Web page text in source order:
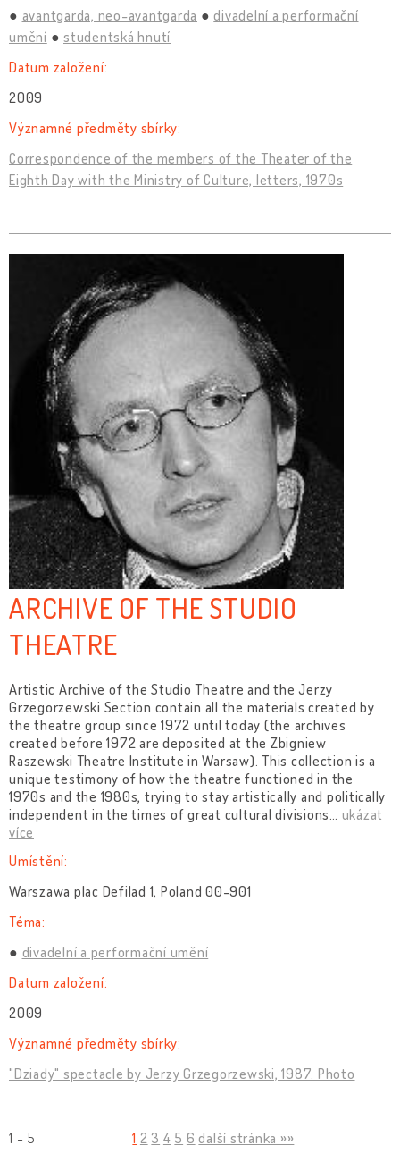
avantgarda, neo-avantgarda
divadelní a performační
umění
studentská hnutí
Datum založení:
2009
Významné předměty sbírky:
Correspondence of the members of the Theater of the
Eighth Day with the Ministry of Culture, letters, 1970s
ARCHIVE OF THE STUDIO
THEATRE
Artistic Archive of the Studio Theatre and the Jerzy
Grzegorzewski Section contain all the materials created by
the theatre group since 1972 until today (the archives
created before 1972 are deposited at the Zbigniew
Raszewski Theatre Institute in Warsaw). This collection is a
unique testimony of how the theatre functioned in the
1970s and the 1980s, trying to stay artistically and politically
independent in the times of great cultural divisions… ukázat
více
Umístění:
Warszawa plac Defilad 1, Poland 00-901
Téma:
divadelní a performační umění
Datum založení:
2009
Významné předměty sbírky:
"Dziady" spectacle by Jerzy Grzegorzewski, 1987. Photo
1 - 5 1 2 3 4 5 6 další stránka »»